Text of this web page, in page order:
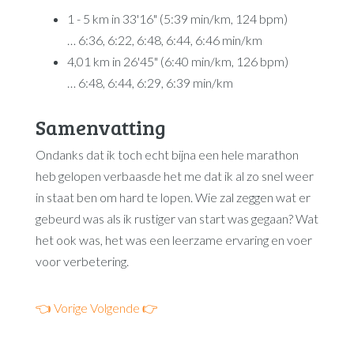
1 - 5 km in 33'16" (5:39 min/km, 124 bpm)
… 6:36, 6:22, 6:48, 6:44, 6:46 min/km
4,01 km in 26'45" (6:40 min/km, 126 bpm)
… 6:48, 6:44, 6:29, 6:39 min/km
Samenvatting
Ondanks dat ik toch echt bijna een hele marathon
heb gelopen verbaasde het me dat ik al zo snel weer
in staat ben om hard te lopen. Wie zal zeggen wat er
gebeurd was als ik rustiger van start was gegaan? Wat
het ook was, het was een leerzame ervaring en voer
voor verbetering.
👈 Vorige Volgende 👉